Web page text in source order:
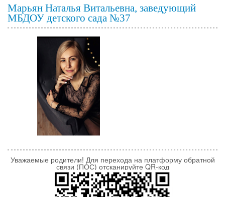
Марьян Наталья Витальевна, заведующий
МБДОУ детского сада №37
Уважаемые родители! Для перехода на платформу обратной
связи (ПОС) отсканируйте QR-код